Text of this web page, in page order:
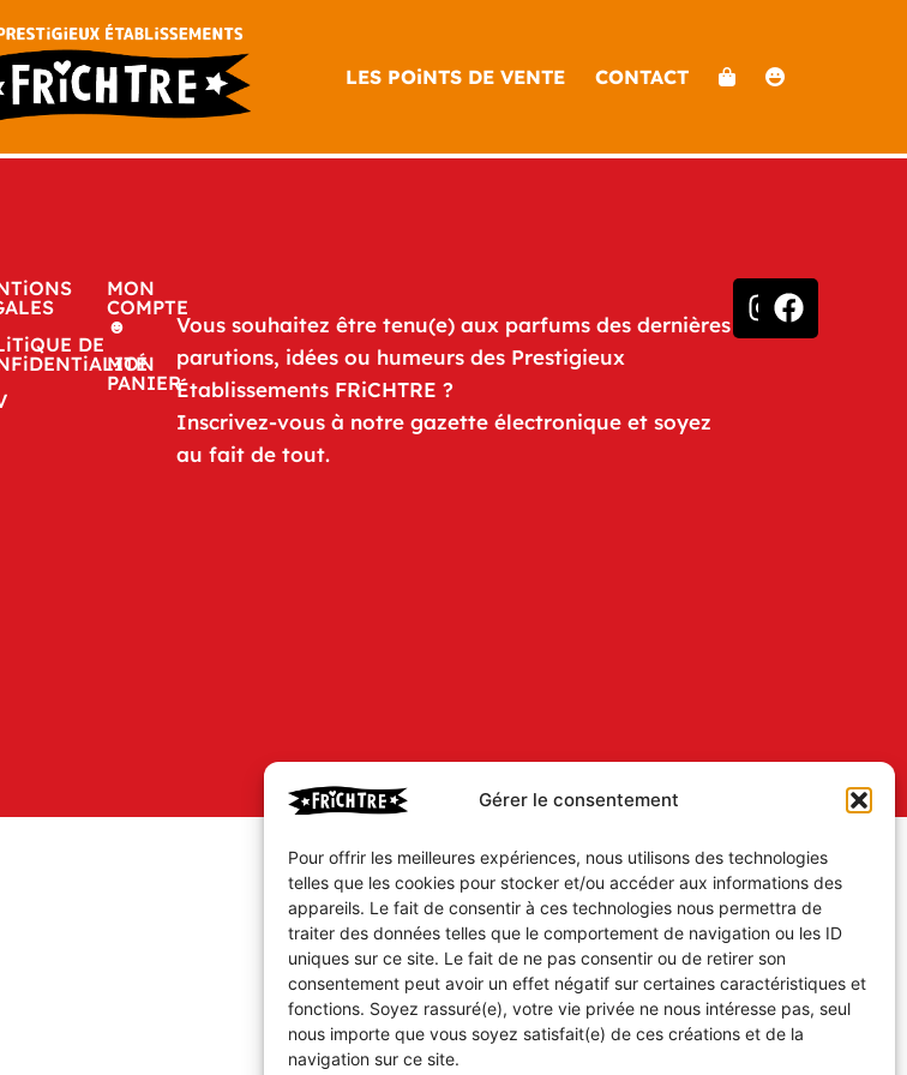
Gérer le consentement
Pour offrir les meilleures expériences, nous utilisons des technologies
telles que les cookies pour stocker et/ou accéder aux informations des
appareils. Le fait de consentir à ces technologies nous permettra de
traiter des données telles que le comportement de navigation ou les ID
uniques sur ce site. Le fait de ne pas consentir ou de retirer son
consentement peut avoir un effet négatif sur certaines caractéristiques et
fonctions. Soyez rassuré(e), votre vie privée ne nous intéresse pas, seul
nous importe que vous soyez satisfait(e) de ces créations et de la
navigation sur ce site.
LES POiNTS DE VENTE CONTACT
DE
MON
COMPTE
☻
MON
PANIER
Vous souhaitez être tenu(e) aux parfums des dernières
parutions, idées ou humeurs des Prestigieux
Établissements FRiCHTRE ?
Inscrivez-vous à notre gazette électronique et soyez
au fait de tout.